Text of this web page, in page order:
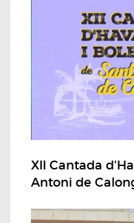
XII Cantada
Antoni de